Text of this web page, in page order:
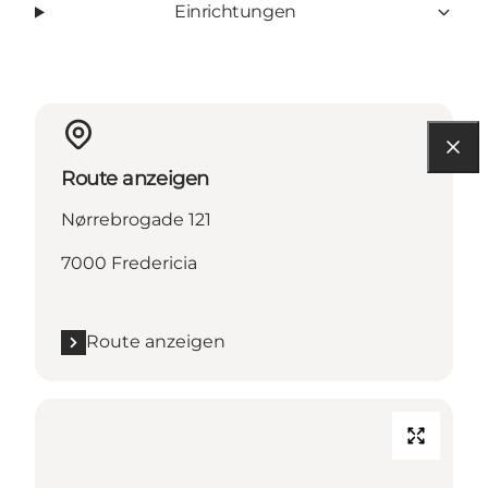
Einrichtungen
Route anzeigen
Nørrebrogade 121
7000 Fredericia
Route anzeigen